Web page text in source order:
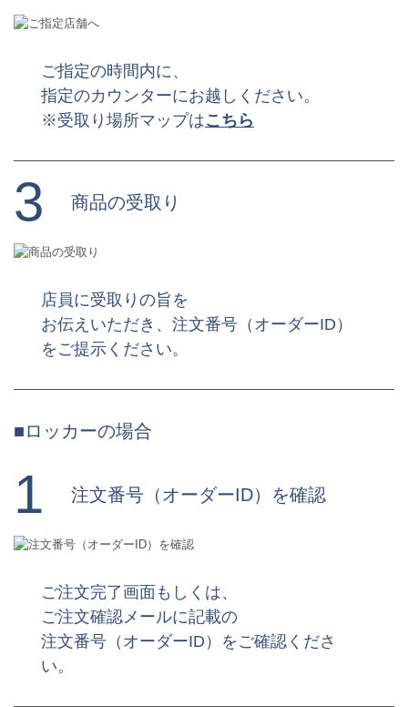
ご指定の時間内に、
指定のカウンターにお越しください。
※受取り場所マップはこちら
3 商品の受取り
店員に受取りの旨を
お伝えいただき、注文番号（オーダーID）
をご提示ください。
■ロッカーの場合
1 注文番号（オーダーID）を確認
ご注文完了画面もしくは、
ご注文確認メールに記載の
注文番号（オーダーID）をご確認くださ
い。